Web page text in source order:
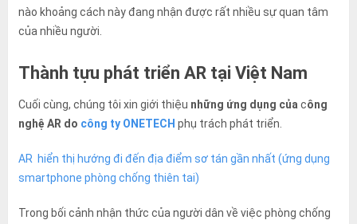
nào khoảng cách này đang nhận được rất nhiều sự quan tâm
của nhiều người.
Thành tựu phát triển AR tại Việt Nam
Cuối cùng, chúng tôi xin giới thiệu những ứng dụng của công
nghệ AR do công ty ONETECH phụ trách phát triển.
AR hiển thị hướng đi đến địa điểm sơ tán gần nhất (ứng dụng
smartphone phòng chống thiên tai)
Trong bối cảnh nhận thức của người dân về việc phòng chống